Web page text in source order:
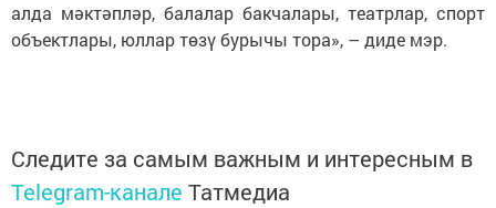
алда мәктәпләр, балалар бакчалары, театрлар, спорт
объектлары, юллар төзү бурычы тора», – диде мэр.
Следите за самым важным и интересным в
Telegram-канале Татмедиа